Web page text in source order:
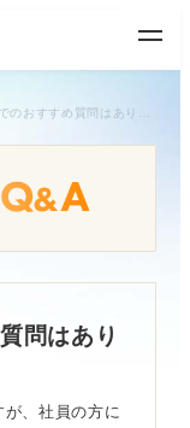
問はあり
、社員の方に